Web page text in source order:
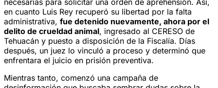
necesarias para solicitar una orden de aprehensión. Así,
en cuanto Luis Rey recuperó su libertad por la falta
administrativa, fue detenido nuevamente, ahora por el
delito de crueldad animal, ingresado al CERESO de
Tehuacán y puesto a disposición de la Fiscalía. Días
después, un juez lo vinculó a proceso y determinó que
enfrentara el juicio en prisión preventiva.
Mientras tanto, comenzó una campaña de